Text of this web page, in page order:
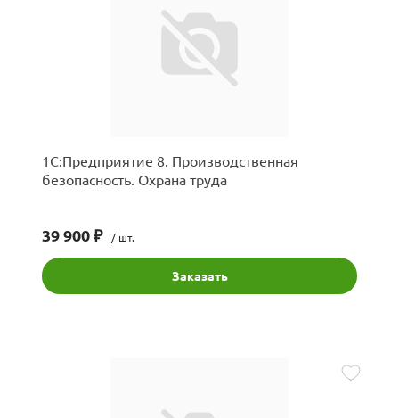
1С:Предприятие 8. Производственная
безопасность. Охрана труда
39 900 ₽ / шт.
Заказать